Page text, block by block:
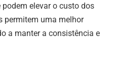
elevar o custo dos
permitem uma melhor
a manter a consistência e